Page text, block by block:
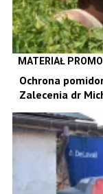
MATERIAŁ
Ochrona
Zalecenia dr